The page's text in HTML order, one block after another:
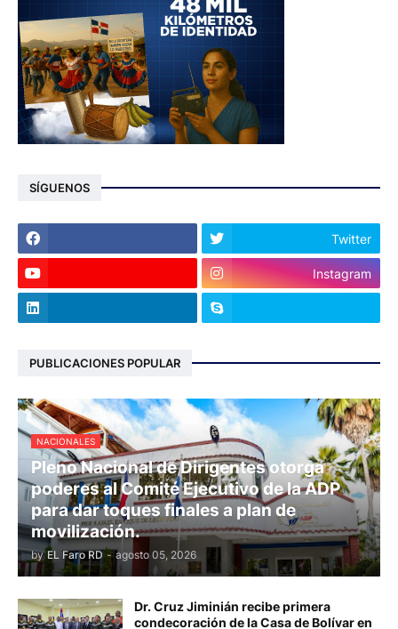
SÍGUENOS
Twitter
Instagram
PUBLICACIONES POPULAR
NACIONALES
Pleno Nacional de Dirigentes otorga
poderes al Comité Ejecutivo de la ADP
para dar toques finales a plan de
movilización.
by EL Faro RD - agosto 05, 2026
Dr. Cruz Jiminián recibe primera
condecoración de la Casa de Bolívar en